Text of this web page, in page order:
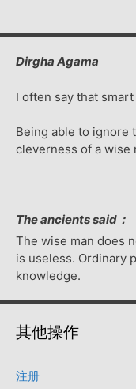
Dirgha Agama
I often say that
Being able to ignore
cleverness of a wise
The ancients said：
The wise man does
is useless. Ordinary
knowledge.
其他操作
注册